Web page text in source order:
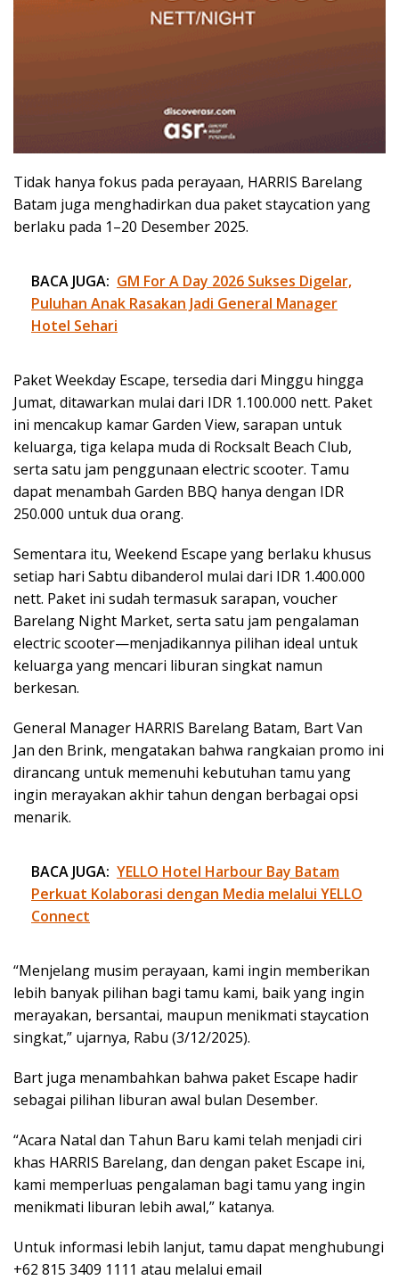
Tidak hanya fokus pada perayaan, HARRIS Barelang
Batam juga menghadirkan dua paket staycation yang
berlaku pada 1–20 Desember 2025.
BACA JUGA: GM For A Day 2026 Sukses Digelar,
Puluhan Anak Rasakan Jadi General Manager
Hotel Sehari
Paket Weekday Escape, tersedia dari Minggu hingga
Jumat, ditawarkan mulai dari IDR 1.100.000 nett. Paket
ini mencakup kamar Garden View, sarapan untuk
keluarga, tiga kelapa muda di Rocksalt Beach Club,
serta satu jam penggunaan electric scooter. Tamu
dapat menambah Garden BBQ hanya dengan IDR
250.000 untuk dua orang.
Sementara itu, Weekend Escape yang berlaku khusus
setiap hari Sabtu dibanderol mulai dari IDR 1.400.000
nett. Paket ini sudah termasuk sarapan, voucher
Barelang Night Market, serta satu jam pengalaman
electric scooter—menjadikannya pilihan ideal untuk
keluarga yang mencari liburan singkat namun
berkesan.
General Manager HARRIS Barelang Batam, Bart Van
Jan den Brink, mengatakan bahwa rangkaian promo ini
dirancang untuk memenuhi kebutuhan tamu yang
ingin merayakan akhir tahun dengan berbagai opsi
menarik.
BACA JUGA: YELLO Hotel Harbour Bay Batam
Perkuat Kolaborasi dengan Media melalui YELLO
Connect
“Menjelang musim perayaan, kami ingin memberikan
lebih banyak pilihan bagi tamu kami, baik yang ingin
merayakan, bersantai, maupun menikmati staycation
singkat,” ujarnya, Rabu (3/12/2025).
Bart juga menambahkan bahwa paket Escape hadir
sebagai pilihan liburan awal bulan Desember.
“Acara Natal dan Tahun Baru kami telah menjadi ciri
khas HARRIS Barelang, dan dengan paket Escape ini,
kami memperluas pengalaman bagi tamu yang ingin
menikmati liburan lebih awal,” katanya.
Untuk informasi lebih lanjut, tamu dapat menghubungi
+62 815 3409 1111 atau melalui email